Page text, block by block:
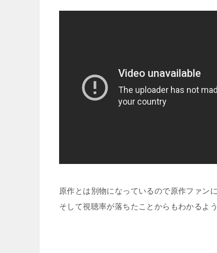
原作とは別物になっているので原作ファン
そして視聴率が落ちたことからもわかるよ